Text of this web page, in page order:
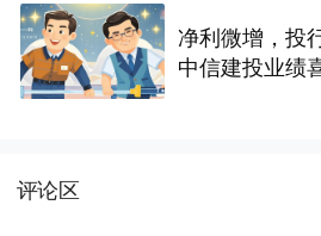
净利微增，投
中信建投业绩
评论区